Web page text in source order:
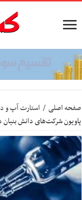
صفحه اصلی / استارت آپ‌ و
پاویون شرکت‌های دانش بنیان